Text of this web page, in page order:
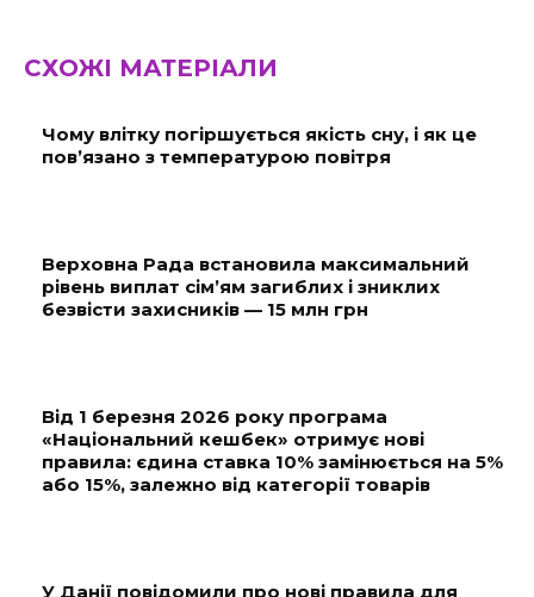
СХОЖІ МАТЕРІАЛИ
Чому влітку погіршується якість сну, і як це
пов’язано з температурою повітря
Верховна Рада встановила максимальний
рівень виплат сім’ям загиблих і зниклих
безвісти захисників — 15 млн грн
Від 1 березня 2026 року програма
«Національний кешбек» отримує нові
правила: єдина ставка 10% замінюється на 5%
або 15%, залежно від категорії товарів
У Данії повідомили про нові правила для